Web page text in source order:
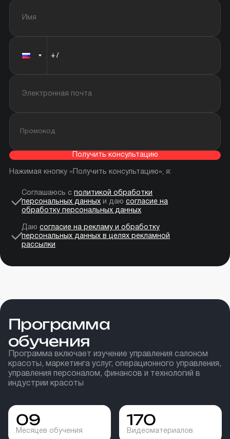
Получить консультацию
Нажимая кнопку «Получить консультацию», я:
Соглашаюсь с политикой обработки
персональных данных и даю согласие на
обработку персональных данных
Даю согласие на рекламу и обработку
персональных данных в целях рекламной
рассылки
Программа
обучения
Программа включает изучение управления салоном
красоты, маркетинга услуг, операционного управления,
управления персоналом, финансов и технологий в
индустрии красоты
09
Месяцев обучения
170
Видеоматериалов